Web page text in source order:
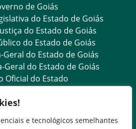
e tecnológicos semelhantes
de Goiás
do Estado de Goiás
do Estado de Goiás
do Estado de Goiás
do Estado de Goiás
do Estado de Goiás
Oficial do Estado
e Ouvidoria